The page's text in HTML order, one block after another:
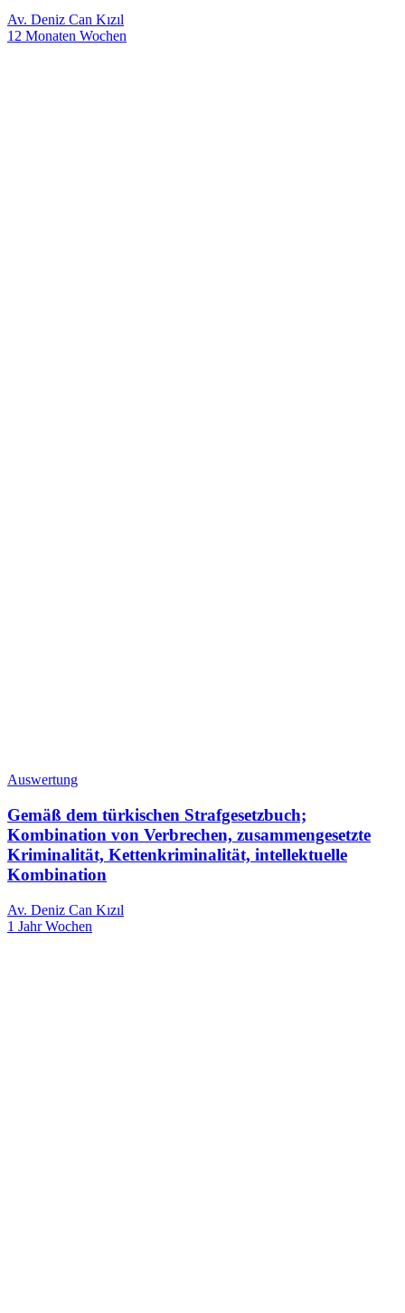
Av. Deniz Can Kızıl
12 Monaten Wochen
Auswertung
Gemäß dem türkischen Strafgesetzbuch;
Kombination von Verbrechen, zusammengesetzte
Kriminalität, Kettenkriminalität, intellektuelle
Kombination
Av. Deniz Can Kızıl
1 Jahr Wochen